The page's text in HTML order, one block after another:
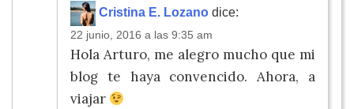
Cristina E. Lozano dice:
22 junio, 2016 a las 9:35 am
Hola Arturo, me alegro mucho que mi
blog te haya convencido. Ahora, a
viajar